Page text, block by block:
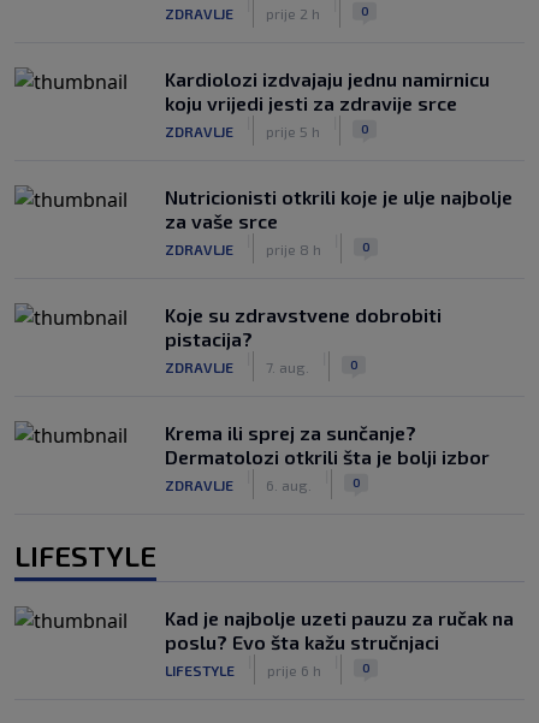
ZDRAVLJE prije 2 h 0
Kardiolozi izdvajaju jednu namirnicu
koju vrijedi jesti za zdravije srce
ZDRAVLJE prije 5 h 0
Nutricionisti otkrili koje je ulje najbolje
za vaše srce
ZDRAVLJE prije 8 h 0
Koje su zdravstvene dobrobiti
pistacija?
ZDRAVLJE 7. aug. 0
Krema ili sprej za sunčanje?
Dermatolozi otkrili šta je bolji izbor
ZDRAVLJE 6. aug. 0
LIFESTYLE
Kad je najbolje uzeti pauzu za ručak na
poslu? Evo šta kažu stručnjaci
LIFESTYLE prije 6 h 0